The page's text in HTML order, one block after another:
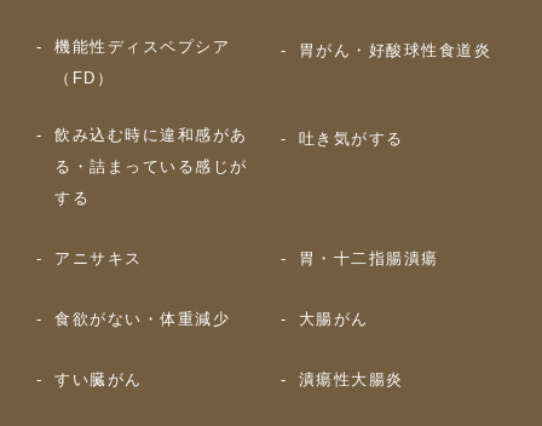
機能性ディスペプシア
（FD）
胃がん・好酸球性食道炎
飲み込む時に違和感があ
る・詰まっている感じが
する
吐き気がする
アニサキス 胃・十二指腸潰瘍
食欲がない・体重減少 大腸がん
すい臓がん 潰瘍性大腸炎